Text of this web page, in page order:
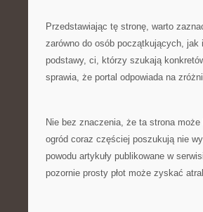
Przedstawiając tę stronę, warto
zarówno do osób początkujących, jak
podstawy, ci, którzy szukają
sprawia, że portal odpowiada na
Nie bez znaczenia, że ta strona
ogród coraz częściej poszukują nie
powodu artykuły publikowane w
pozornie prosty płot może zyskać